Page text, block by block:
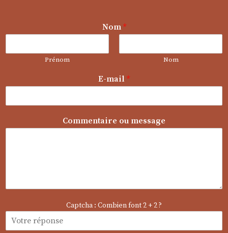
Nom *
Prénom Nom
E-mail *
u
m
e
t
Commentaire ou message
Captcha : Combien font 2 + 2 ?